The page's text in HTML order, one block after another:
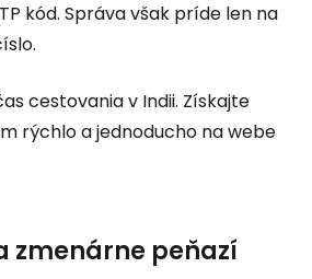
kód. Správa však príde len na
cestovania v Indii. Získajte
rýchlo a jednoducho na webe
zmenárne peňazí